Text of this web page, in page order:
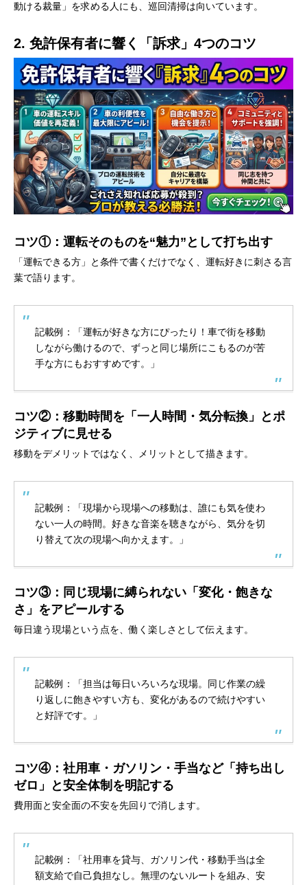
動ける裁量」を求める人にも、巡回清掃は向いています。
2. 免許保有者に響く「訴求」4つのコツ
コツ①：運転そのものを“魅力”として打ち出す
「運転できる方」と条件で書くだけでなく、運転好きに刺さる言
葉で語ります。
記載例：「運転が好きな方にぴったり！車で街を移動
しながら働けるので、ずっと同じ場所にこもるのが苦
手な方にもおすすめです。」
コツ②：移動時間を「一人時間・気分転換」とポ
ジティブに見せる
移動をデメリットではなく、メリットとして描きます。
記載例：「現場から現場への移動は、誰にも気を使わ
ない一人の時間。好きな音楽を聴きながら、気分を切
り替えて次の現場へ向かえます。」
コツ③：同じ現場に縛られない「変化・飽きな
さ」をアピールする
毎日違う現場という点を、働く楽しさとして伝えます。
記載例：「担当は毎日いろいろな現場。同じ作業の繰
り返しに飽きやすい方も、変化があるので続けやすい
と好評です。」
コツ④：社用車・ガソリン・手当など「持ち出し
ゼロ」と安全体制を明記する
費用面と安全面の不安を先回りで消します。
記載例：「社用車を貸与、ガソリン代・移動手当は全
額支給で自己負担なし。無理のないルートを組み、安